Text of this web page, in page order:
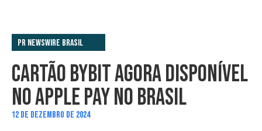
PR Newswire Brasil
CARTÃO BYBIT AGORA DISPONÍVEL
NO APPLE PAY NO BRASIL
12 DE DEZEMBRO DE 2024